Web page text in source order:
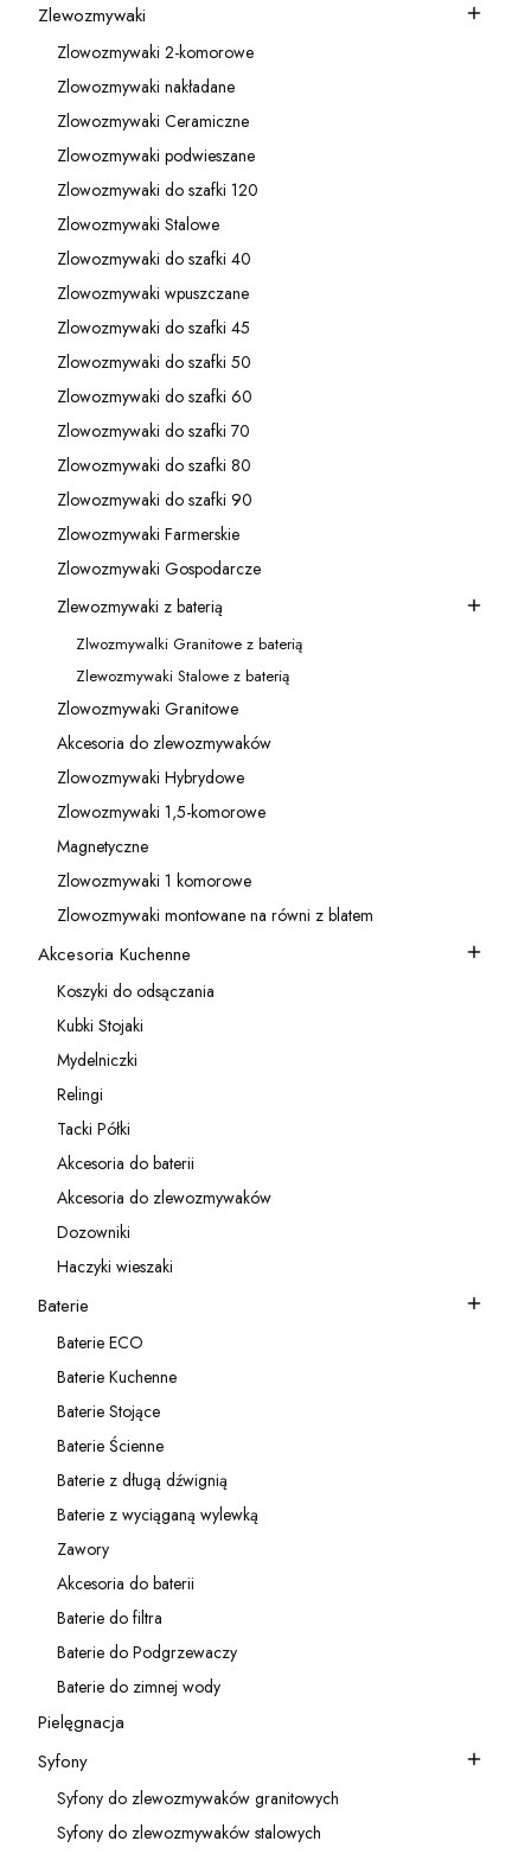
Kategoria - Zlewozmywaki
Zlewozmywaki
Kategoria - Zlowozmywaki 2-komorowe
Zlowozmywaki 2-komorowe
Kategoria - Zlowozmywaki nakładane
Zlowozmywaki nakładane
Kategoria - Zlowozmywaki Ceramiczne
Zlowozmywaki Ceramiczne
Kategoria - Zlowozmywaki podwieszane
Zlowozmywaki podwieszane
Kategoria - Zlowozmywaki do szafki 120
Zlowozmywaki do szafki 120
Kategoria - Zlowozmywaki Stalowe
Zlowozmywaki Stalowe
Kategoria - Zlowozmywaki do szafki 40
Zlowozmywaki do szafki 40
Kategoria - Zlowozmywaki wpuszczane
Zlowozmywaki wpuszczane
Kategoria - Zlowozmywaki do szafki 45
Zlowozmywaki do szafki 45
Kategoria - Zlowozmywaki do szafki 50
Zlowozmywaki do szafki 50
Kategoria - Zlowozmywaki do szafki 60
Zlowozmywaki do szafki 60
Kategoria - Zlowozmywaki do szafki 70
Zlowozmywaki do szafki 70
Kategoria - Zlowozmywaki do szafki 80
Zlowozmywaki do szafki 80
Kategoria - Zlowozmywaki do szafki 90
Zlowozmywaki do szafki 90
Kategoria - Zlowozmywaki Farmerskie
Zlowozmywaki Farmerskie
Kategoria - Zlowozmywaki Gospodarcze
Zlowozmywaki Gospodarcze
Kategoria - Zlewozmywaki z baterią
Zlewozmywaki z baterią
Kategoria - Zlwozmywalki Granitowe z baterią
Zlwozmywalki Granitowe z baterią
Kategoria - Zlewozmywaki Stalowe z baterią
Zlewozmywaki Stalowe z baterią
Kategoria - Zlowozmywaki Granitowe
Zlowozmywaki Granitowe
Kategoria - Akcesoria do zlewozmywaków
Akcesoria do zlewozmywaków
Kategoria - Zlowozmywaki Hybrydowe
Zlowozmywaki Hybrydowe
Kategoria - Zlowozmywaki 1,5-komorowe
Zlowozmywaki 1,5-komorowe
Kategoria - Magnetyczne
Magnetyczne
Kategoria - Zlowozmywaki 1 komorowe
Zlowozmywaki 1 komorowe
Kategoria - Zlowozmywaki montowane na równi z blatem
Zlowozmywaki montowane na równi z blatem
Kategoria - Akcesoria Kuchenne
Akcesoria Kuchenne
Kategoria - Koszyki do odsączania
Koszyki do odsączania
Kategoria - Kubki Stojaki
Kubki Stojaki
Kategoria - Mydelniczki
Mydelniczki
Kategoria - Relingi
Relingi
Kategoria - Tacki Półki
Tacki Półki
Kategoria - Akcesoria do baterii
Akcesoria do baterii
Kategoria - Akcesoria do zlewozmywaków
Akcesoria do zlewozmywaków
Kategoria - Dozowniki
Dozowniki
Kategoria - Haczyki wieszaki
Haczyki wieszaki
Kategoria - Baterie
Baterie
Kategoria - Baterie ECO
Baterie ECO
Kategoria - Baterie Kuchenne
Baterie Kuchenne
Kategoria - Baterie Stojące
Baterie Stojące
Kategoria - Baterie Ścienne
Baterie Ścienne
Kategoria - Baterie z długą dźwignią
Baterie z długą dźwignią
Kategoria - Baterie z wyciąganą wylewką
Baterie z wyciąganą wylewką
Kategoria - Zawory
Zawory
Kategoria - Akcesoria do baterii
Akcesoria do baterii
Kategoria - Baterie do filtra
Baterie do filtra
Kategoria - Baterie do Podgrzewaczy
Baterie do Podgrzewaczy
Kategoria - Baterie do zimnej wody
Baterie do zimnej wody
Kategoria - Pielęgnacja
Pielęgnacja
Kategoria - Syfony
Syfony
Kategoria - Syfony do zlewozmywaków granitowych
Syfony do zlewozmywaków granitowych
Kategoria - Syfony do zlewozmywaków stalowych
Syfony do zlewozmywaków stalowych